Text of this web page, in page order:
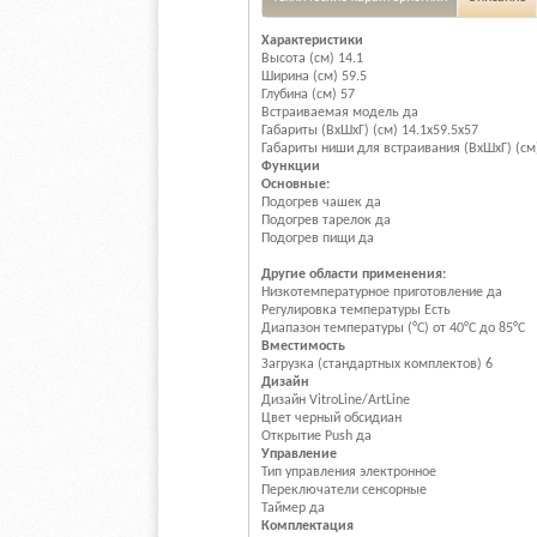
Характеристики
Высота (см) 14.1
Ширина (см) 59.5
Глубина (см) 57
Встраиваемая модель да
Габариты (ВхШхГ) (см) 14.1х59.5х57
Габариты ниши для встраивания (ВхШхГ)
Функции
Основные:
Подогрев чашек да
Подогрев тарелок да
Подогрев пищи да
Другие области применения:
Низкотемпературное приготовление да
Регулировка температуры Есть
Диапазон температуры (°С) от 40°C до 85°С
Вместимость
Загрузка (стандартных комплектов) 6
Дизайн
Дизайн VitroLine/ArtLine
Цвет черный обсидиан
Открытие Push да
Управление
Тип управления электронное
Переключатели сенсорные
Таймер да
Комплектация